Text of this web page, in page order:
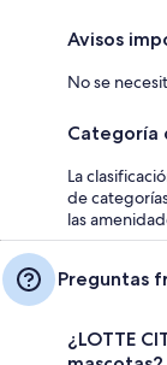
Avisos
No se
Categoría
La
de
las
Preguntas
¿LOTTE